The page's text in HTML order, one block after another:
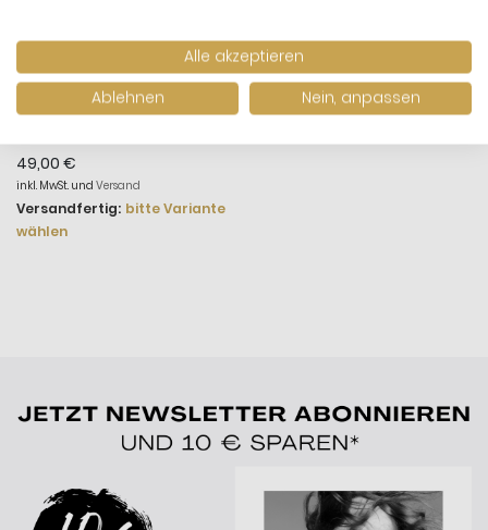
Pandora 199302C01 Ring
Wishbone Herz Silber
49,00 €
inkl. MwSt. und Versand
Versandfertig: bitte Variante
wählen
Alle akzeptieren
Ablehnen
Nein, anpassen